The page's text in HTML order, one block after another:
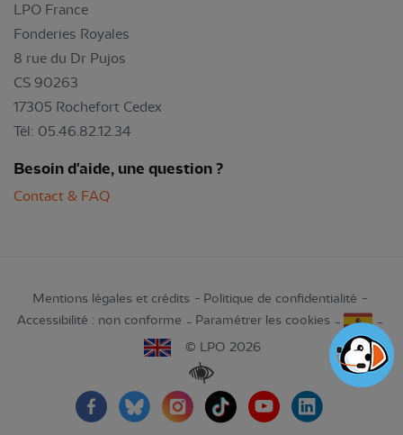
LPO France
Fonderies Royales
8 rue du Dr Pujos
CS 90263
17305 Rochefort Cedex
Tél: 05.46.82.12.34
Besoin d'aide, une question ?
Contact & FAQ
Mentions légales et crédits
Politique de confidentialité
Accessibilité : non conforme
Paramétrer les cookies
© LPO 2026
Renforcer les contrastes